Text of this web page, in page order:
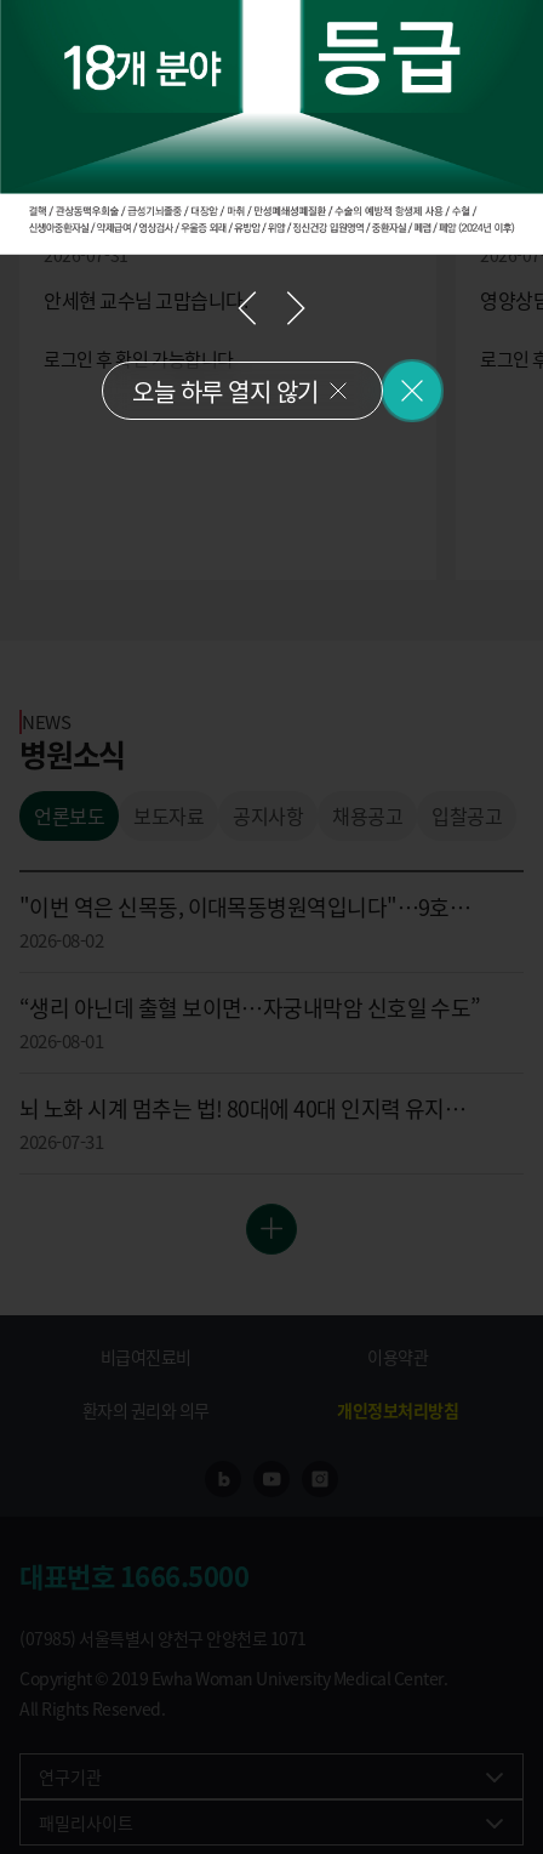
오늘 하루 열지 않기
고맙습니다
2026-07-29
영양상담실 선생님께 감사인사드립니다.
로그인 후 확인 가능합니다
2026-
김완석
로그인
NEWS
병원소식
언론보도 보도자료 공지사항 채용공고 입찰공고
"이번 역은 신목동, 이대목동병원역입니다"…9호선 역명병기 확정
2026-08-02
“생리 아닌데 출혈 보이면…자궁내막암 신호일 수도”
2026-08-01
뇌 노화 시계 멈추는 법! 80대에 40대 인지력 유지하는 '슈퍼에이저'의 비밀과 전두엽 가소성
2026-07-31
비급여진료비 이용약관
환자의 권리와 의무 개인정보처리방침
네이버 블로그
유투브
대표번호 1666.5000
(07985) 서울특별시 양천구 안양천로 1071
Copyright © 2019 Ewha Woman University Medical Center.
All Rights Reserved.
연구기관
패밀리사이트